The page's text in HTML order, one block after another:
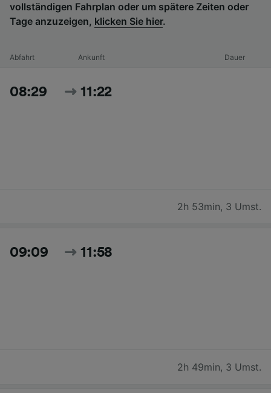
vollständigen Fahrplan oder um spätere Zeiten oder
Tage anzuzeigen, klicken Sie hier.
Abfahrt Ankunft Dauer
08:29 11:22
2h 53min, 3 Umst.
09:09 11:58
2h 49min, 3 Umst.